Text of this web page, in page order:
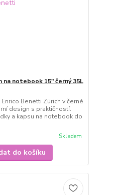
na notebook 15" černý 35L
Benetti Zürich v černé
design s praktičností.
a kapsu na notebook do
Skladem
do košíku